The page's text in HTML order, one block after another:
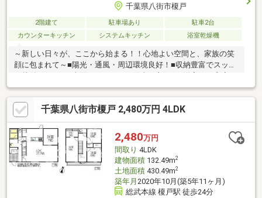
千葉県八街市榎戸
2階建て 駐車場あり
駐車2台
カウンターキッチン
システムキッチン 浴室乾燥機
～新しい日々が、ここから始まる！！心地よい空間と、家族の笑
顔に包まれて～■陽光・通風・周辺環境良好！■収納豊富でスッキ
千葉県八街市榎戸 2,480万円 4LDK
2,480万円
間取り 4LDK
建物面積132.49m2
土地面積430.49m2
築年月 2020年10月(築5年11ヶ月)
総武本線 榎戸駅 徒歩24分